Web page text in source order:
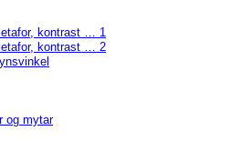
kontrast … 1
kontrast … 2
og mytar